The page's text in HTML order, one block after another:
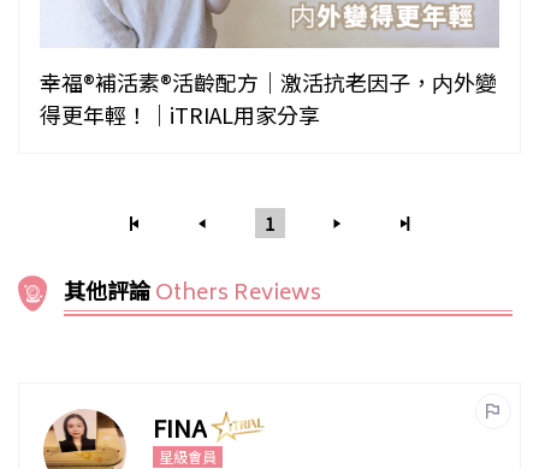
幸福®補活素®活齡配方｜激活抗老因子，内外變
得更年輕！｜iTRIAL用家分享
1
其他評論Others Reviews
FINA
星級會員